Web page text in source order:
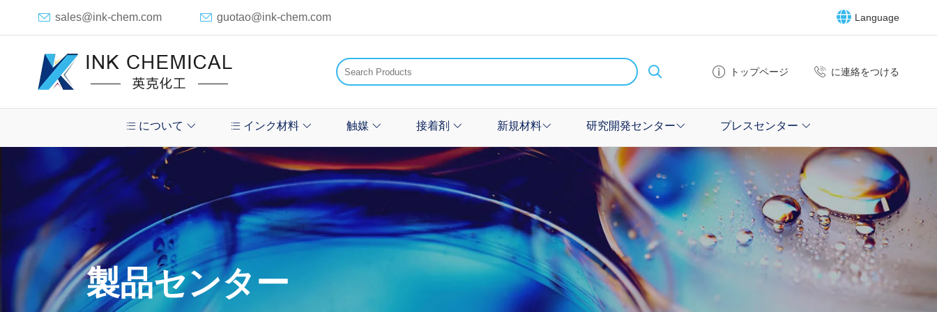
sales@ink-chem.com guotao@ink-chem.com Language
トップページ に連絡をつける
について インク材料 触媒 接着剤 新規材料 研究開発センター プレスセンター
製品センター